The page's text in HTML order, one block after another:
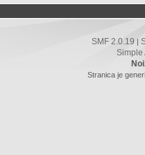
SMF 2.0.19
Simple
Stranica je